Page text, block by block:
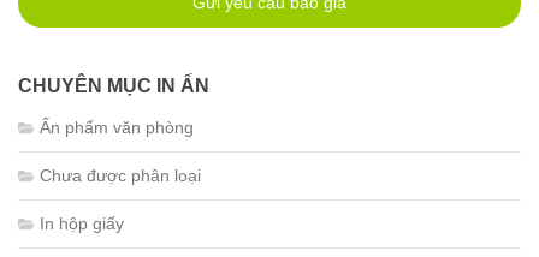
CHUYÊN MỤC IN ẤN
Ấn phẩm văn phòng
Chưa được phân loại
In hộp giấy